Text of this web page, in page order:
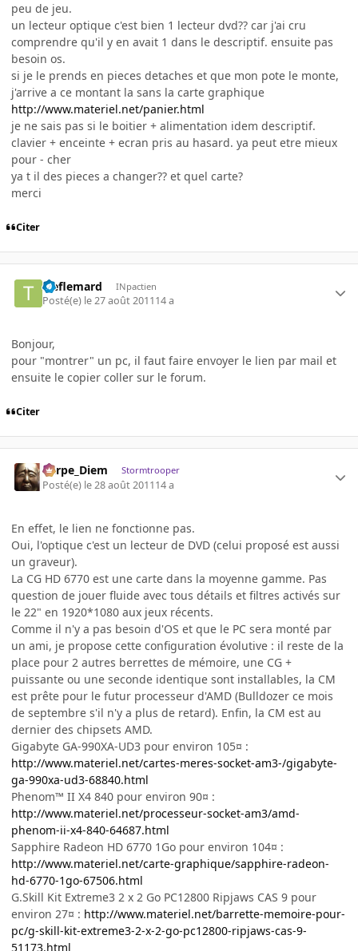
peu de jeu.
un lecteur optique c'est bien 1 lecteur dvd?? car j'ai cru
comprendre qu'il y en avait 1 dans le descriptif. ensuite pas
besoin os.
si je le prends en pieces detaches et que mon pote le monte,
j'arrive a ce montant la sans la carte graphique
http://www.materiel.net/panier.html
je ne sais pas si le boitier + alimentation idem descriptif.
clavier + enceinte + ecran pris au hasard. ya peut etre mieux
pour - cher
ya t il des pieces a changer?? et quel carte?
merci
Citer
treflemard INpactien
Posté(e) le 27 août 201114 a
Bonjour,
pour "montrer" un pc, il faut faire envoyer le lien par mail et
ensuite le copier coller sur le forum.
Citer
Carpe_Diem Stormtrooper
Posté(e) le 28 août 201114 a
En effet, le lien ne fonctionne pas.
Oui, l'optique c'est un lecteur de DVD (celui proposé est aussi
un graveur).
La CG HD 6770 est une carte dans la moyenne gamme. Pas
question de jouer fluide avec tous détails et filtres activés sur
le 22" en 1920*1080 aux jeux récents.
Comme il n'y a pas besoin d'OS et que le PC sera monté par
un ami, je propose cette configuration évolutive : il reste de la
place pour 2 autres berrettes de mémoire, une CG +
puissante ou une seconde identique sont installables, la CM
est prête pour le futur processeur d'AMD (Bulldozer ce mois
de septembre s'il n'y a plus de retard). Enfin, la CM est au
dernier des chipsets AMD.
Gigabyte GA-990XA-UD3 pour environ 105¤ :
http://www.materiel.net/cartes-meres-socket-am3-/gigabyte-
ga-990xa-ud3-68840.html
Phenom™ II X4 840 pour environ 90¤ :
http://www.materiel.net/processeur-socket-am3/amd-
phenom-ii-x4-840-64687.html
Sapphire Radeon HD 6770 1Go pour environ 104¤ :
http://www.materiel.net/carte-graphique/sapphire-radeon-
hd-6770-1go-67506.html
G.Skill Kit Extreme3 2 x 2 Go PC12800 Ripjaws CAS 9 pour
environ 27¤ : http://www.materiel.net/barrette-memoire-pour-
pc/g-skill-kit-extreme3-2-x-2-go-pc12800-ripjaws-cas-9-
51173.html